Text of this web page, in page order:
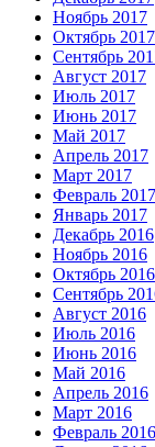
Ноябрь 2017
Октябрь 2017
Сентябрь
Август 2017
Июль 2017
Июнь 2017
Май 2017
Апрель 2017
Март 2017
Февраль 2017
Январь 2017
Декабрь 2016
Ноябрь 2016
Октябрь 2016
Сентябрь
Август 2016
Июль 2016
Июнь 2016
Май 2016
Апрель 2016
Март 2016
Февраль 2016